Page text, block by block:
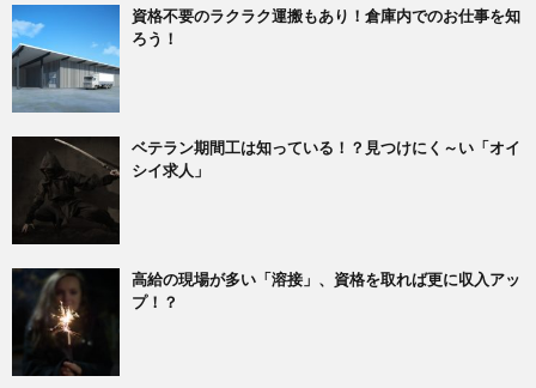
資格不要のラクラク運搬もあり！倉庫内でのお仕事を知
ろう！
ベテラン期間工は知っている！？見つけにく～い「オイ
シイ求人」
高給の現場が多い「溶接」、資格を取れば更に収入アッ
プ！？